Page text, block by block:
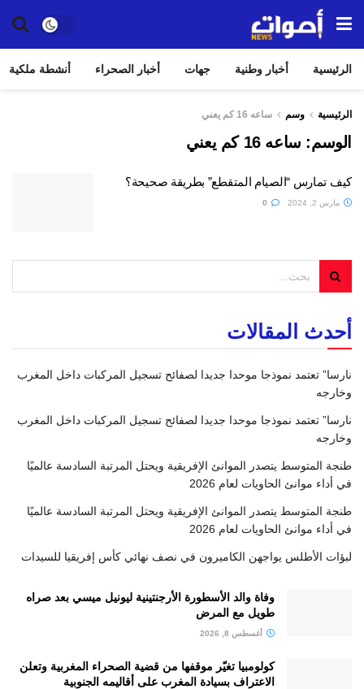
الرئيسية أخبار وطنية جهات أخبار الصحراء أنشطة ملكية
الرئيسية وسم ساعه 16 كم يعني
الوسم: ساعه 16 كم يعني
كيف تمارس “الصيام المتقطع” بطريقة صحيحة؟
مارس 2, 2024
أحدث المقالات
نارسا” تعتمد نموذجا موحدا جديدا لصفائح تسجيل المركبات داخل المغرب
وخارجه
نارسا” تعتمد نموذجا موحدا جديدا لصفائح تسجيل المركبات داخل المغرب
وخارجه
طنجة المتوسط يتصدر الموانئ الإفريقية ويحتل المرتبة السادسة عالميًا
في أداء موانئ الحاويات لعام 2026
طنجة المتوسط يتصدر الموانئ الإفريقية ويحتل المرتبة السادسة عالميًا
في أداء موانئ الحاويات لعام 2026
لبؤات الأطلس يواجهن الكاميرون في نصف نهائي كأس إفريقيا للسيدات
وفاة والد الأسطورة الأرجنتينية ليونيل ميسي بعد صراه
طويل مع المرض
أغسطس 8, 2026
كولومبيا تغيّر موقفها من قضية الصحراء المغربية وتعلن
الاعتراف بسيادة المغرب على أقاليمه الجنوبية